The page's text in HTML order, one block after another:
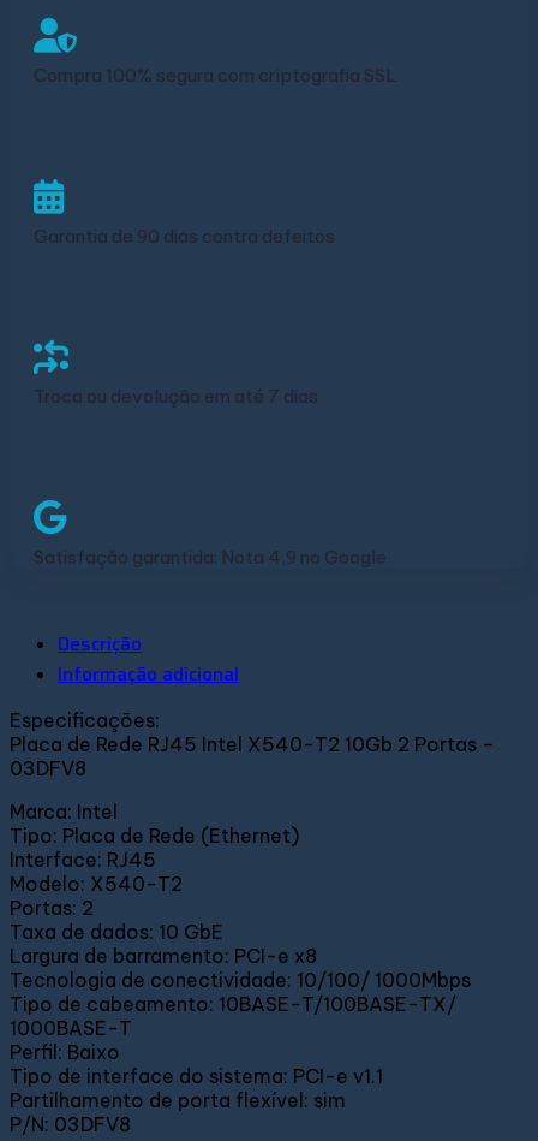
Compra 100% segura com criptografia SSL
Garantia de 90 dias contra defeitos
Troca ou devolução em até 7 dias
Satisfação garantida: Nota 4,9 no Google
Descrição
Informação adicional
Especificações:
Placa de Rede RJ45 Intel X540-T2 10Gb 2 Portas –
03DFV8
Marca: Intel
Tipo: Placa de Rede (Ethernet)
Interface: RJ45
Modelo: X540-T2
Portas: 2
Taxa de dados: 10 GbE
Largura de barramento: PCI-e x8
Tecnologia de conectividade: 10/100/ 1000Mbps
Tipo de cabeamento: 10BASE-T/100BASE-TX/
1000BASE-T
Perfil: Baixo
Tipo de interface do sistema: PCI-e v1.1
Partilhamento de porta flexível: sim
P/N: 03DFV8